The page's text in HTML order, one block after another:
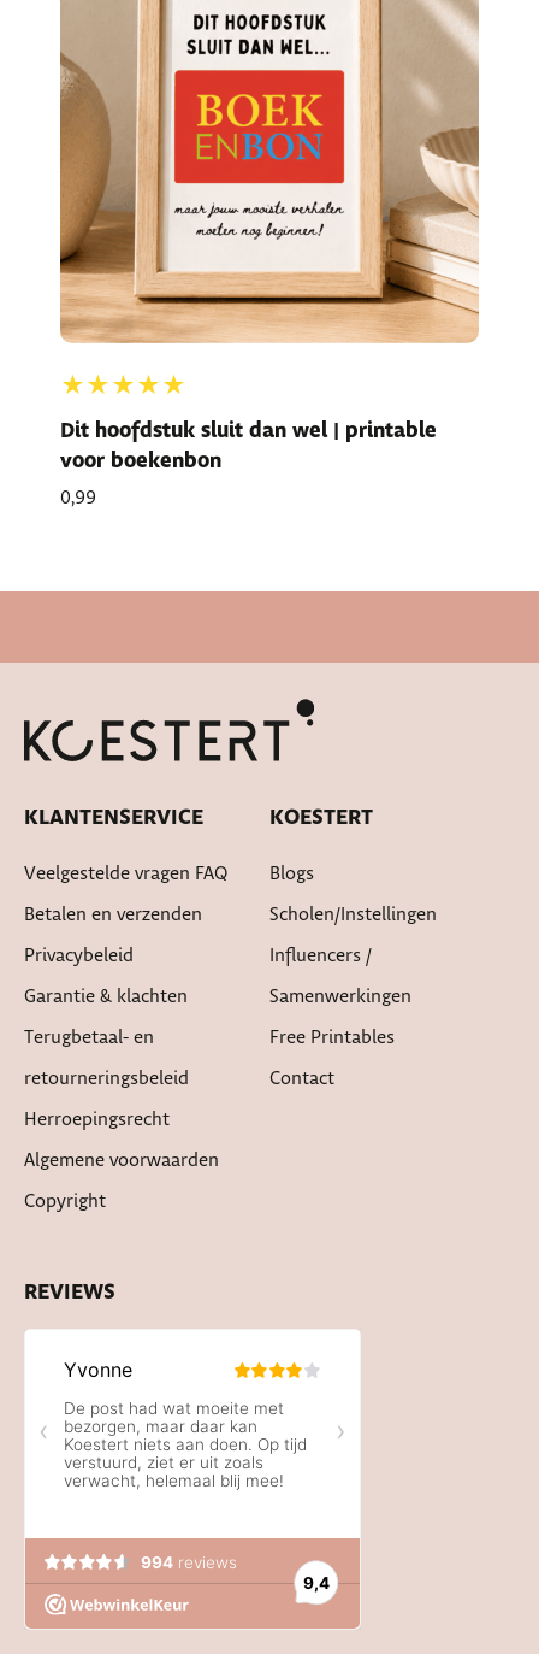
★★★★★
Dit hoofdstuk sluit dan wel | printable
voor boekenbon
0,99
Cadeautje bij bestelling
KLANTENSERVICE
Veelgestelde vragen FAQ
Betalen en verzenden
Privacybeleid
Garantie & klachten
Terugbetaal- en
retourneringsbeleid
Herroepingsrecht
Algemene voorwaarden
Copyright
KOESTERT
Blogs
Scholen/instellingen
Influencers /
Samenwerkingen
Free Printables
Contact
REVIEWS